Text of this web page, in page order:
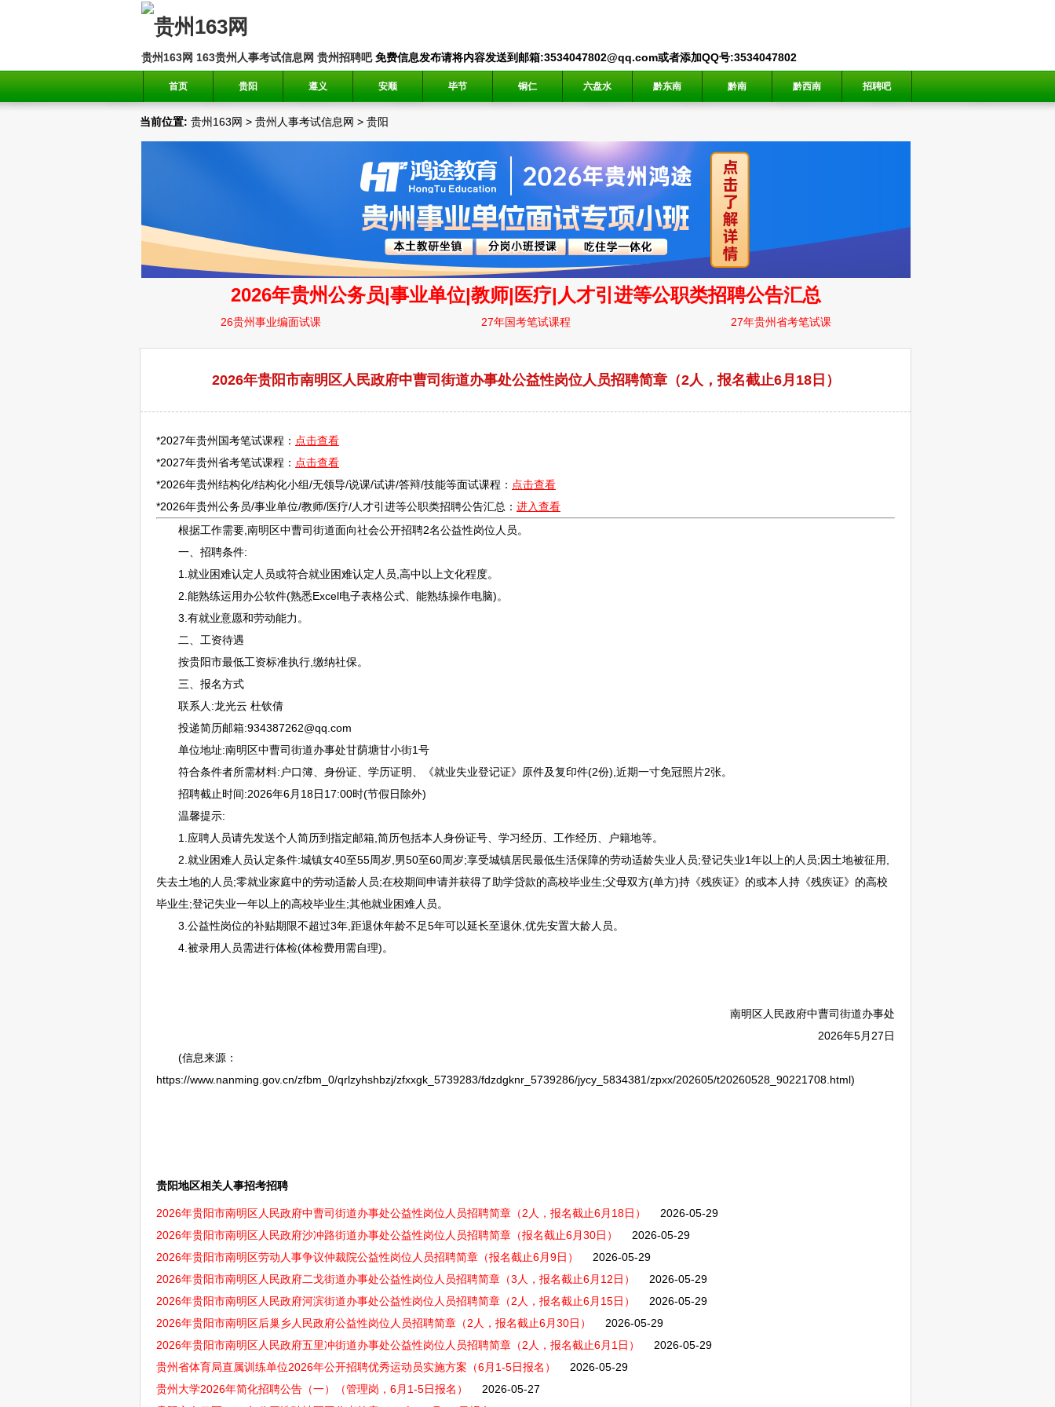
贵州163网 163贵州人事考试信息网 贵州招聘吧免费信息发布请将内容发送到邮箱:3534047802@qq.com或者添加QQ号:3534047802
首页 贵阳 遵义 安顺 毕节 铜仁 六盘水 黔东南 黔南 黔西南 招聘吧
当前位置: 贵州163网 > 贵州人事考试信息网 > 贵阳
2026年贵阳市南明区人民政府中曹司街道办事处公益性岗位人员招聘简章（2人，报名截止6月18日）
*2027年贵州国考笔试课程： 点击查看
*2027年贵州省考笔试课程： 点击查看
*2026年贵州结构化/结构化小组/无领导/说课/试讲/答辩/技能等面试课程： 点击查看
*2026年贵州公务员/事业单位/教师/医疗/人才引进等公职类招聘公告汇总： 进入查看
根据工作需要, 南明 区中曹司街道面向社会公开招聘2名公益性岗位人员。
一、 招聘条件:
1.就业困难认定人员或符合就业困难认定人员,高中以上文化程度。
2.能熟练运用办公软件(熟悉Excel电子表格公式、能熟练操作电脑)。
3.有就业意愿和劳动能力。
二、工资待遇
按贵阳市最低工资标准执行,缴纳社保。
三、报名方式
联系人:龙光云 杜钦倩
投递简历邮箱:934387262@qq.com
单位地址:南明 区中曹司街道办事处甘荫塘甘小街1号
符合条件者所需材料:户口簿、身份证、学历证明、《就业失业登记证》原件及复印件(2份),近期一寸免冠照片2张。
招聘截止时间:2026年6月18日17:00时(节假日除外)
温馨提示:
1.应聘人员请先发送个人简历到指定邮箱,简历包括本人身份证号、学习经历、工作经历、户籍地等。
2.就业困难人员认定条件:城镇女40至55周岁,男50至60周岁;享受城镇居民最低生活保障的劳动适龄失业人员;登记失业1年以上的人员;因土地被征用,
失去土地的人员;零就业家庭中的劳动适龄人员;在校期间申请并获得了助学贷款的高校毕业生;父母双方(单方)持《残疾证》的或本人持《残疾证》的高校
毕业生;登记失业一年以上的高校毕业生;其他就业困难人员。
3.公益性岗位的补贴期限不超过3年,距退休年龄不足5年可以延长至退休,优先安置大龄人员。
4.被录用人员需进行体检(体检费用需自理)。
南明 区人民政府中曹司街道办事处
2026年5月27日
(信息来源：
https://www.nanming.gov.cn/zfbm_0/qrlzyhshbzj/zfxxgk_5739283/fdzdgknr_5739286/jycy_5834381/zpxx/202605/t20260528_90221708.html)
贵阳地区相关人事招考招聘
2026年贵阳市南明区人民政府中曹司街道办事处公益性岗位人员招聘简章（2人，报名截止6月18日）
2026-05-29
2026年贵阳市南明区人民政府沙冲路街道办事处公益性岗位人员招聘简章（报名截止6月30日）
2026-05-29
2026年贵阳市南明区劳动人事争议仲裁院公益性岗位人员招聘简章（报名截止6月9日）
2026-05-29
2026年贵阳市南明区人民政府二戈街道办事处公益性岗位人员招聘简章（3人，报名截止6月12日）
2026-05-29
2026年贵阳市南明区人民政府河滨街道办事处公益性岗位人员招聘简章（2人，报名截止6月15日）
2026-05-29
2026年贵阳市南明区后巢乡人民政府公益性岗位人员招聘简章（2人，报名截止6月30日）
2026-05-29
2026年贵阳市南明区人民政府五里冲街道办事处公益性岗位人员招聘简章（2人，报名截止6月1日）
2026-05-29
贵州省体育局直属训练单位2026年公开招聘优秀运动员实施方案（6月1-5日报名）
2026-05-29
贵州大学2026年简化招聘公告（一）（管理岗，6月1-5日报名）
2026-05-27